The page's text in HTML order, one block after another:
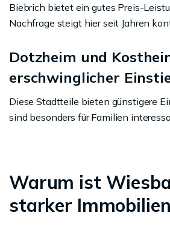
Biebrich bietet ein gutes Preis-
Nachfrage steigt hier seit Jahren
Dotzheim und
erschwinglicher
Diese Stadtteile bieten günstigere
sind besonders für Familien
Warum ist
starker